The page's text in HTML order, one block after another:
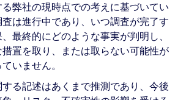
弊社の現時点での考えに基づいてい
は進行中であり、いつ調査が完了す
最終的にどのような事実が判明し、
置を取り、または取らない可能性が
いません。
る記述はあくまで推測であり、今後